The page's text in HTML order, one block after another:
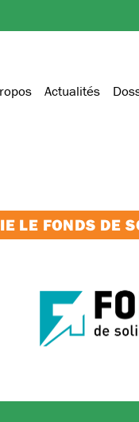
Actualités
LE FONDS DE